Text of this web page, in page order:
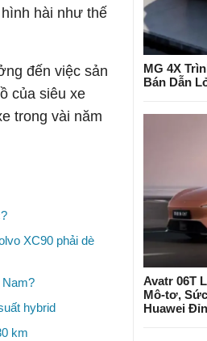
hài như thế
đến việc sản
của siêu xe
trong vài năm
XC90 phải dè
Nam?
hybrid
km
MG 4X
Bán Dẫn
Avatr 06T
Mô-tơ,
Huawei